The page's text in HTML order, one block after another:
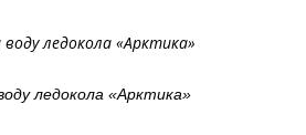
ледокола «Арктика»